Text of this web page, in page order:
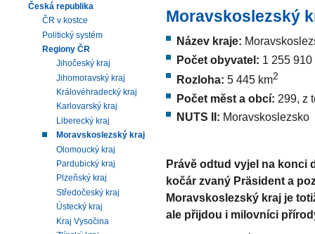
Moravskoslezský
Název kraje:
Počet obyvatel: 1 255 910
Rozloha: 5 445 km2
Počet měst a obcí: 299, z
NUTS II: Moravskoslezsko
Právě odtud vyjel na konci
kočár zvaný Präsident a
Moravskoslezský kraj je
ale přijdou i milovníci
Česká republika
ČR v kostce
Politický systém
Regiony ČR
Jihočeský kraj
Jihomoravský kraj
Královéhradecký kraj
Karlovarský kraj
Liberecký kraj
Moravskoslezský kraj
Olomoucký kraj
Pardubický kraj
Plzeňský kraj
Středočeský kraj
Ústecký kraj
Kraj Vysočina